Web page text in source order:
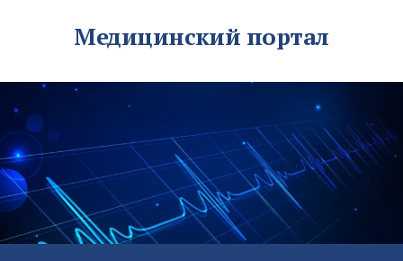
Медицинский портал